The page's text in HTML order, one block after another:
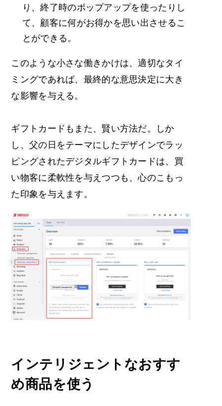
り、終了時のポップアップを使ったりし
て、顧客に何がお得かを思い出させるこ
とができる。
このような小さな働きかけは、適切なタイ
ミングであれば、最終的な意思決定に大き
な影響を与える。
ギフトカードもまた、賢い方法だ。しか
し、父の日をテーマにしたデザインでラッ
ピングされたデジタルギフトカードは、買
い物客に柔軟性を与えつつも、心のこもっ
た印象を与えます。
インテリジェントなおすす
め商品を使う